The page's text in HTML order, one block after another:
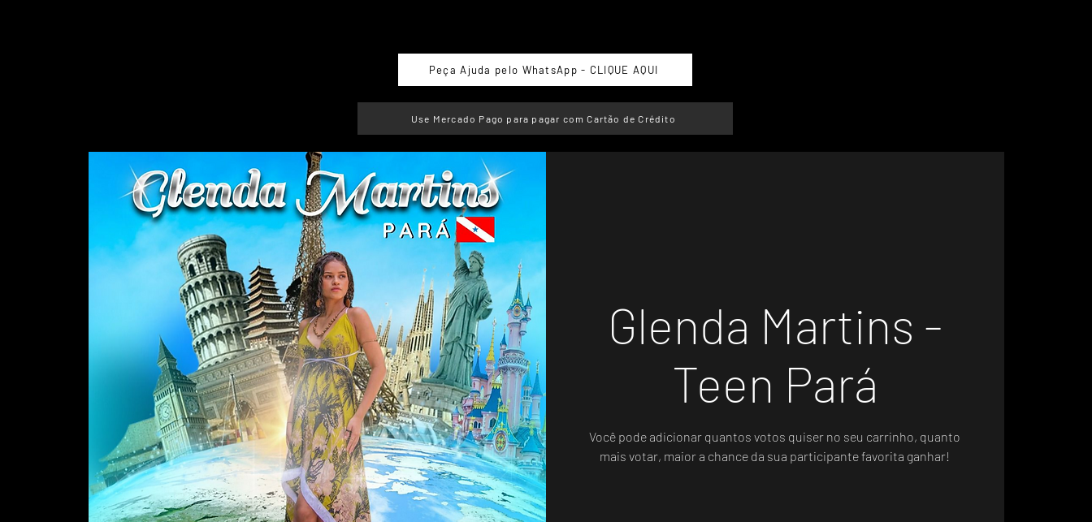
Peça Ajuda pelo WhatsApp - CLIQUE AQUI
Use Mercado Pago para pagar com Cartão de Crédito
Glenda Martins -
Teen Pará
Você pode adicionar quantos votos quiser no seu carrinho, quanto
mais votar, maior a chance da sua participante favorita ganhar!